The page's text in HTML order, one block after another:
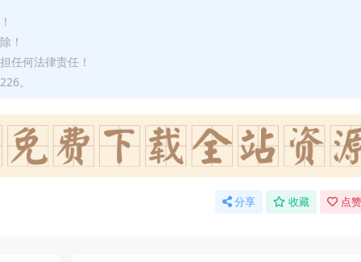
！
任何法律责任！
。
分享 收藏 点